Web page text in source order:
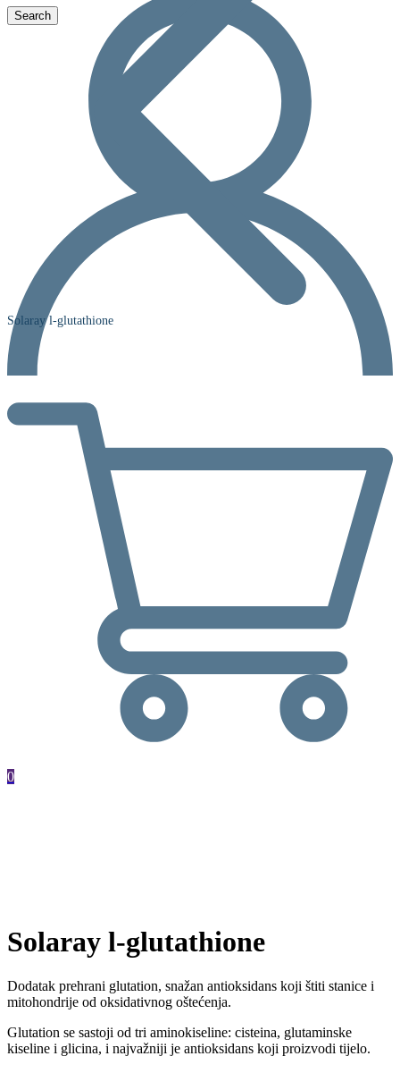
0
Solaray l-glutathione
Solaray l-glutathione
Dodatak prehrani glutation, snažan antioksidans koji štiti stanice i
mitohondrije od oksidativnog oštećenja.
Glutation se sastoji od tri aminokiseline: cisteina, glutaminske
kiseline i glicina, i najvažniji je antioksidans koji proizvodi tijelo.